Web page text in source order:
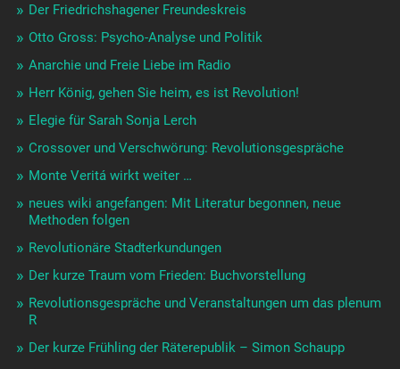
Der Friedrichshagener Freundeskreis
Otto Gross: Psycho-Analyse und Politik
Anarchie und Freie Liebe im Radio
Herr König, gehen Sie heim, es ist Revolution!
Elegie für Sarah Sonja Lerch
Crossover und Verschwörung: Revolutionsgespräche
Monte Veritá wirkt weiter …
neues wiki angefangen: Mit Literatur begonnen, neue
Methoden folgen
Revolutionäre Stadterkundungen
Der kurze Traum vom Frieden: Buchvorstellung
Revolutionsgespräche und Veranstaltungen um das plenum
R
Der kurze Frühling der Räterepublik – Simon Schaupp